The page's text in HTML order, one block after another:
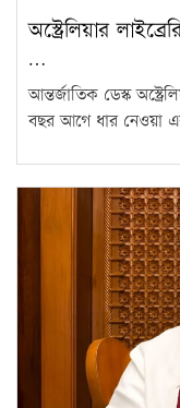
অস্ট্রেলিয়ার
…
আন্তর্জাতিক ডেস্ক
বছর আগে ধার নেওয়া